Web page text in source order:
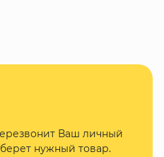
Ваш личный
нужный товар.